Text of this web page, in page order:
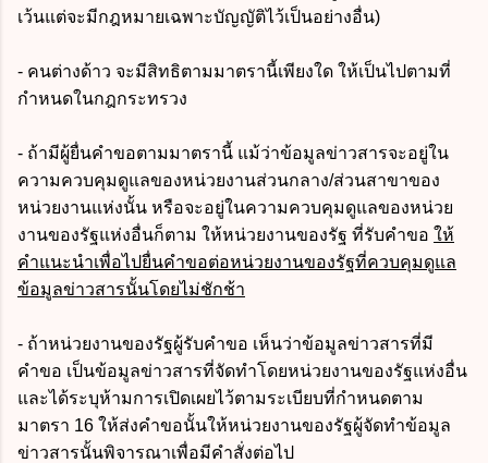
เว้นแต่จะมีกฎหมายเฉพาะบัญญัติไว้เป็นอย่างอื่น)
- คนต่างด้าว จะมีสิทธิตามมาตรานี้เพียงใด ให้เป็นไปตามที่
กำหนดในกฎกระทรวง
- ถ้ามีผู้ยื่นคำขอตามมาตรานี้ แม้ว่าข้อมูลข่าวสารจะอยู่ใน
ความควบคุมดูแลของหน่วยงานส่วนกลาง/ส่วนสาขาของ
หน่วยงานแห่งนั้น หรือจะอยู่ในความควบคุมดูแลของหน่วย
งานของรัฐแห่งอื่นก็ตาม ให้หน่วยงานของรัฐ ที่รับคำขอ ให้
คำแนะนำเพื่อไปยื่นคำขอต่อหน่วยงานของรัฐที่ควบคุมดูแล
ข้อมูลข่าวสารนั้นโดยไม่ชักช้า
- ถ้าหน่วยงานของรัฐผู้รับคำขอ เห็นว่าข้อมูลข่าวสารที่มี
คำขอ เป็นข้อมูลข่าวสารที่จัดทำโดยหน่วยงานของรัฐแห่งอื่น
และได้ระบุห้ามการเปิดเผยไว้ตามระเบียบที่กำหนดตาม
มาตรา 16 ให้ส่งคำขอนั้นให้หน่วยงานของรัฐผู้จัดทำข้อมูล
ข่าวสารนั้นพิจารณาเพื่อมีคำสั่งต่อไป